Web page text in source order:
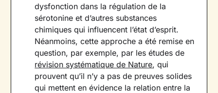
dysfonction dans la régulation de la
sérotonine et d’autres substances
chimiques qui influencent l’état d’esprit.
Néanmoins, cette approche a été remise en
question, par exemple, par les études de
révision systématique de Nature, qui
prouvent qu’il n’y a pas de preuves solides
qui mettent en évidence la relation entre la